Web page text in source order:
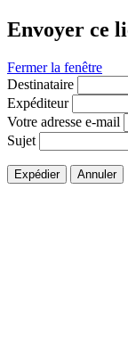
Envoyer ce
Fermer la fenêtre
Destinataire
Expéditeur
Votre adresse e-mail
Sujet
Expédier Annuler